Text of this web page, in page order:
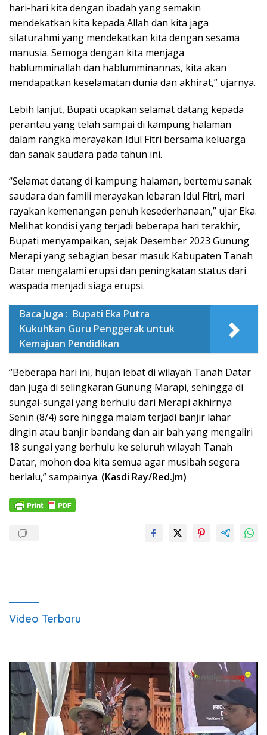
hari-hari kita dengan ibadah yang semakin
mendekatkan kita kepada Allah dan kita jaga
silaturahmi yang mendekatkan kita dengan sesama
manusia. Semoga dengan kita menjaga
hablumminallah dan hablumminannas, kita akan
mendapatkan keselamatan dunia dan akhirat,” ujarnya.
Lebih lanjut, Bupati ucapkan selamat datang kepada
perantau yang telah sampai di kampung halaman
dalam rangka merayakan Idul Fitri bersama keluarga
dan sanak saudara pada tahun ini.
“Selamat datang di kampung halaman, bertemu sanak
saudara dan famili merayakan lebaran Idul Fitri, mari
rayakan kemenangan penuh kesederhanaan,” ujar Eka.
Melihat kondisi yang terjadi beberapa hari terakhir,
Bupati menyampaikan, sejak Desember 2023 Gunung
Merapi yang sebagian besar masuk Kabupaten Tanah
Datar mengalami erupsi dan peningkatan status dari
waspada menjadi siaga erupsi.
Baca Juga : Bupati Eka Putra
Kukuhkan Guru Penggerak untuk
Kemajuan Pendidikan
“Beberapa hari ini, hujan lebat di wilayah Tanah Datar
dan juga di selingkaran Gunung Marapi, sehingga di
sungai-sungai yang berhulu dari Merapi akhirnya
Senin (8/4) sore hingga malam terjadi banjir lahar
dingin atau banjir bandang dan air bah yang mengaliri
18 sungai yang berhulu ke seluruh wilayah Tanah
Datar, mohon doa kita semua agar musibah segera
berlalu,” sampainya. (Kasdi Ray/Red.Jm)
Video Terbaru